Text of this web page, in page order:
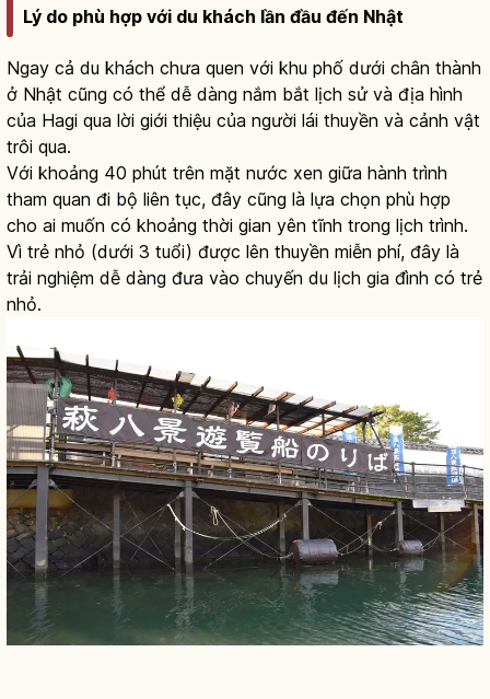
Lý do phù hợp với du khách lần đầu đến Nhật
Ngay cả du khách chưa quen với khu phố dưới chân thành
ở Nhật cũng có thể dễ dàng nắm bắt lịch sử và địa hình
của Hagi qua lời giới thiệu của người lái thuyền và cảnh vật
trôi qua.
Với khoảng 40 phút trên mặt nước xen giữa hành trình
tham quan đi bộ liên tục, đây cũng là lựa chọn phù hợp
cho ai muốn có khoảng thời gian yên tĩnh trong lịch trình.
Vì trẻ nhỏ (dưới 3 tuổi) được lên thuyền miễn phí, đây là
trải nghiệm dễ dàng đưa vào chuyến du lịch gia đình có trẻ
nhỏ.